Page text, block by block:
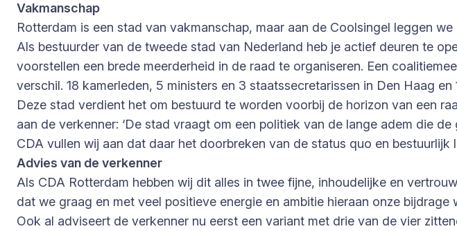
Vakmanschap
Rotterdam is een stad van vakmanschap, maar aan de Coolsingel leggen
Als bestuurder van de tweede stad van Nederland heb je actief deuren te
voorstellen een brede meerderheid in de raad te organiseren. Een
verschil. 18 kamerleden, 5 ministers en 3 staatssecretarissen in Den Haag en
Deze stad verdient het om bestuurd te worden voorbij de horizon van een
aan de verkenner: ‘De stad vraagt om een politiek van de lange adem die
CDA vullen wij aan dat daar het doorbreken van de status quo en
Advies van de verkenner
Als CDA Rotterdam hebben wij dit alles in twee fijne, inhoudelijke en
dat we graag en met veel positieve energie en ambitie hieraan onze bijdrage
Ook al adviseert de verkenner nu eerst een variant met drie van de vier